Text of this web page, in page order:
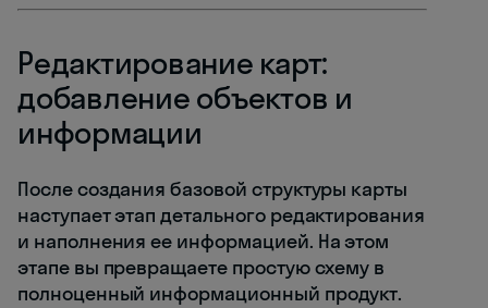
Редактирование карт:
добавление объектов и
информации
После создания базовой структуры карты
наступает этап детального редактирования
и наполнения ее информацией. На этом
этапе вы превращаете простую схему в
полноценный информационный продукт.